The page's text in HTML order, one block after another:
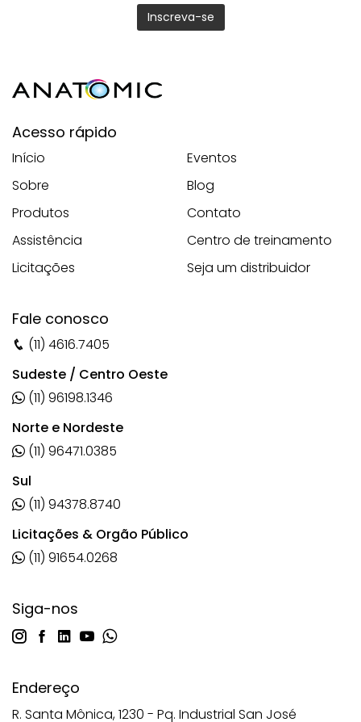
Acesso rápido
Início
Sobre
Produtos
Assistência
Licitações
Eventos
Blog
Contato
Centro de treinamento
Seja um distribuidor
Fale conosco
(11) 4616.7405
Sudeste / Centro Oeste
(11) 96198.1346
Norte e Nordeste
(11) 96471.0385
Sul
(11) 94378.8740
Licitações & Orgão Público
(11) 91654.0268
Siga-nos
Endereço
R. Santa Mônica, 1230 - Pq. Industrial San José